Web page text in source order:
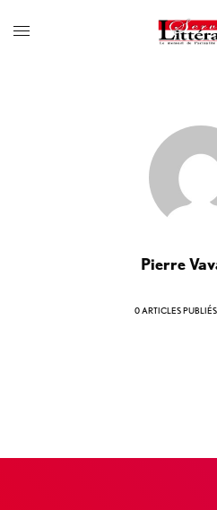
Pierre
0 ARTICLES PUBLIÉS